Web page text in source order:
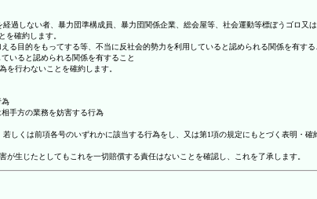
過しない者、暴力団準構成員、暴力団関係企業、総会屋等、社会運動等標ぼうゴロ
を確約します。
る目的をもってする等、不当に反社会的勢力を利用していると認められる関係を有する
いると認められる関係を有すること
を行わないことを確約します。
為
手方の業務を妨害する行為
しくは前項各号のいずれかに該当する行為をし、又は第1項の規定にもとづく表明
生じたとしてもこれを一切賠償する責任はないことを確認し、これを了承します。